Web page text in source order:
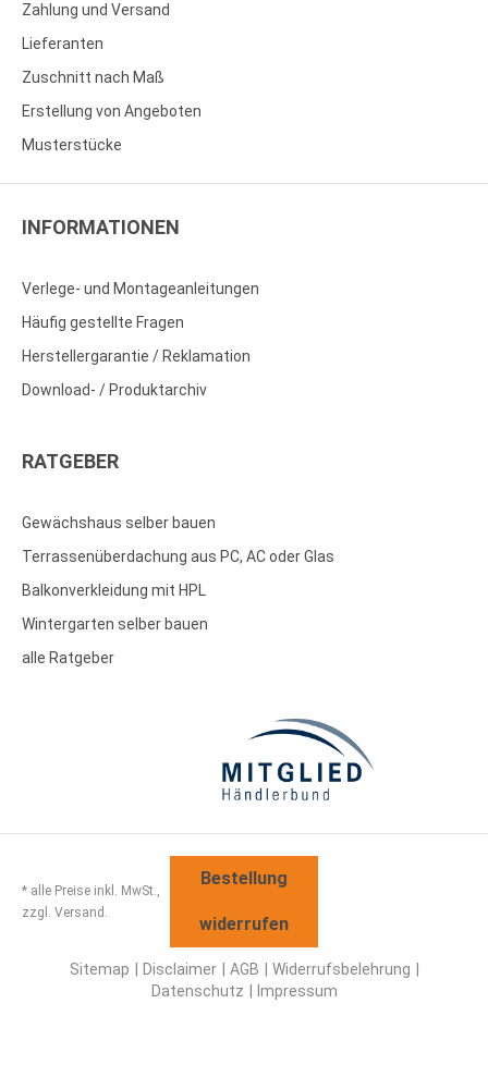
Zahlung und Versand
Lieferanten
Zuschnitt nach Maß
Erstellung von Angeboten
Musterstücke
INFORMATIONEN
Verlege- und Montageanleitungen
Häufig gestellte Fragen
Herstellergarantie / Reklamation
Download- / Produktarchiv
RATGEBER
Gewächshaus selber bauen
Terrassenüberdachung aus PC, AC oder Glas
Balkonverkleidung mit HPL
Wintergarten selber bauen
alle Ratgeber
* alle Preise inkl. MwSt.,
zzgl. Versand.
Bestellung
widerrufen
Sitemap Disclaimer AGB
Widerrufsbelehrung
Datenschutz
Impressum